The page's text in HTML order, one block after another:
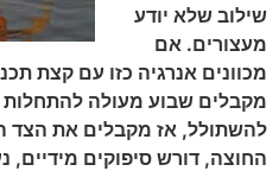
שילוב שלא יודע
מעצורים. אם
מכוונים אנרגיה כזו עם קצת
מקבלים שבוע מעולה להתחלות
להשתולל, אז מקבלים את הצד
החוצה, דורש סיפוקים